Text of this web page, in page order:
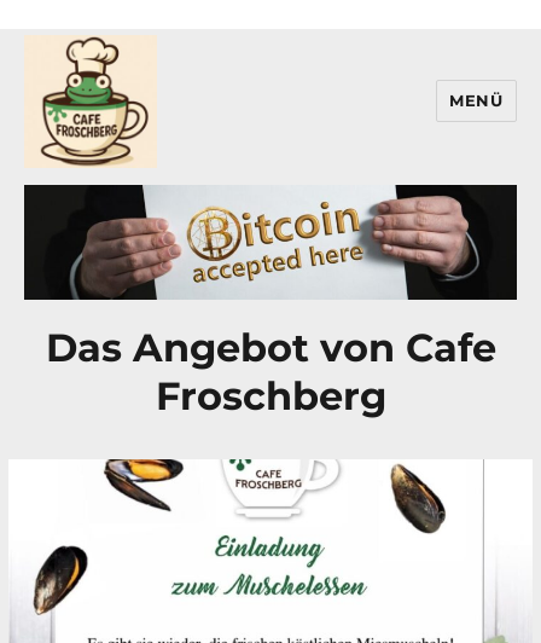
Cafe Froschberg
MENÜ
Das Angebot von Cafe
Froschberg